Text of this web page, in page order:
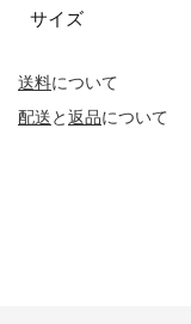
送料について
配送と返品について
サイズ